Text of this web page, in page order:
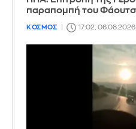
παραπομπή του
ΚΟΣΜΟΣ 17:02, 06.08.2026